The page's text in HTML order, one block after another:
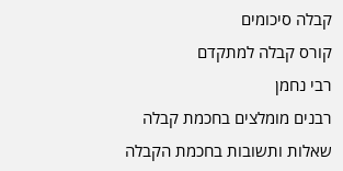
קבלה סיכומים
קורס קבלה למתקדם
רבי נחמן
רבנים מומלצים בחכמת קבלה
שאלות ותשובות בחכמת הקבלה